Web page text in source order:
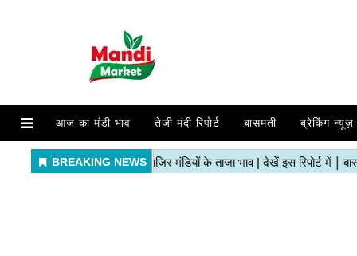
आज का मंडी भाव तेजी मंदी रिपोर्ट बासमती ब्रेकिंग न्यूज़